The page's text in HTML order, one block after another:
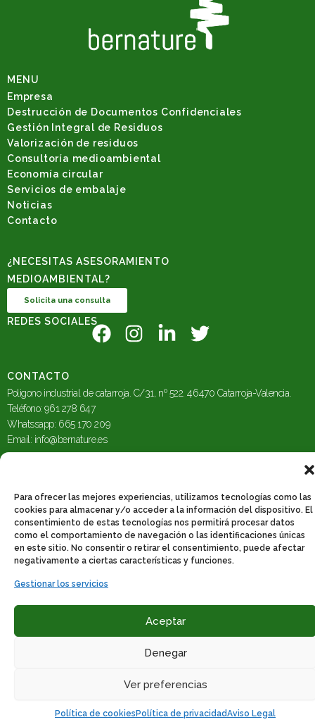
Para ofrecer las mejores experiencias, utilizamos tecnologías como las
cookies para almacenar y/o acceder a la información del dispositivo. El
consentimiento de estas tecnologías nos permitirá procesar datos
como el comportamiento de navegación o las identificaciones únicas
en este sitio. No consentir o retirar el consentimiento, puede afectar
negativamente a ciertas características y funciones.
Gestionar los servicios
Aceptar
Denegar
Ver preferencias
Política de cookies Política de privacidadAviso Legal
MENU
Empresa
Destrucción de Documentos Confidenciales
Gestión Integral de Residuos
Valorización de residuos
Consultoría medioambiental
Economía circular
Servicios de embalaje
Noticias
Contacto
¿NECESITAS ASESORAMIENTO
MEDIOAMBIENTAL?
Solicita una consulta
REDES SOCIALES
CONTACTO
Poligono industrial de catarroja. C/31, nº 522. 46470 Catarroja-Valencia.
Teléfono: 961 278 647
Whatssapp: 665 170 209
Email : info@bernature.es
Aviso Legal|Política de Privacidad|Política de
Cookies|Declaración de Accesibilidad